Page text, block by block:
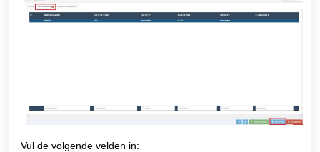
Vul de volgende velden in: